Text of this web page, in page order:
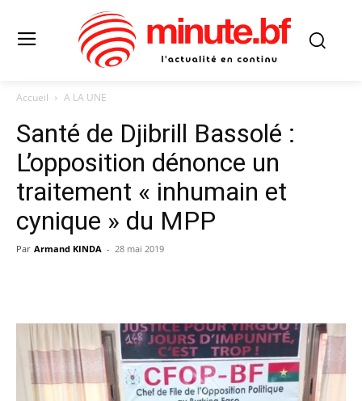
Accueil A LA UNE
Santé de Djibrill Bassolé :
L’opposition dénonce un
traitement « inhumain et
cynique » du MPP
Par Armand KINDA - 28 mai 2019